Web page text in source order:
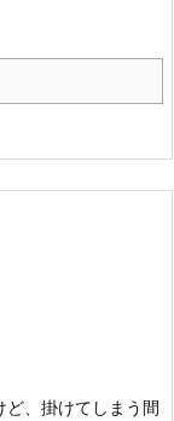
ど、掛けてしまう間